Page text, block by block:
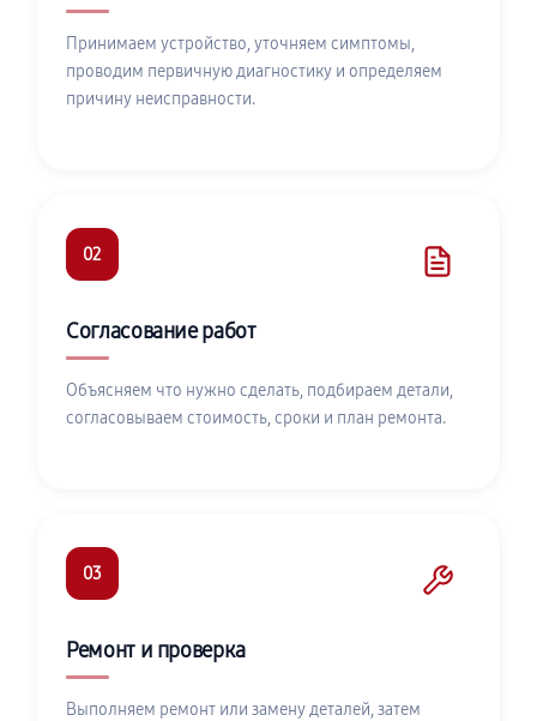
Принимаем устройство, уточняем симптомы,
проводим первичную диагностику и определяем
причину неисправности.
02
Согласование работ
Объясняем что нужно сделать, подбираем детали,
согласовываем стоимость, сроки и план ремонта.
03
Ремонт и проверка
Выполняем ремонт или замену деталей, затем